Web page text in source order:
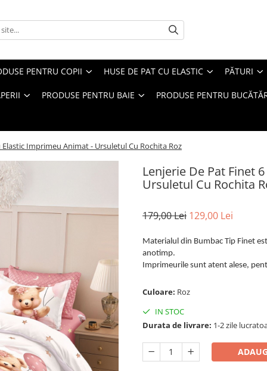
PENTRU COPII HUSE DE PAT CU ELASTIC PĂTURI
PRODUSE PENTRU BAIE PRODUSE PENTRU
Elastic Imprimeu Animat - Ursuletul Cu Rochita Roz
Lenjerie De Pat Finet
Ursuletul Cu Rochita
179,00 Lei 129,00 Lei
Materialul din Bumbac Tip Finet
anotimp.
Imprimeurile sunt atent alese,
Culoare: Roz
IN STOC
Durata de livrare: 1-2 zile